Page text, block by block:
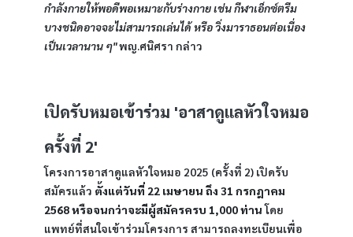
กำลังกายให้พอดีพอเหมาะกับร่างกาย เช่น กีฬาเอ็กซ์ตรีม
บางชนิดอาจจะไม่สามารถเล่นได้ หรือ วิ่งมาราธอนต่อเนื่อง
เป็นเวลานาน ๆ" พญ.ศนิศรา กล่าว
เปิดรับหมอเข้าร่วม 'อาสาดูแลหัวใจหมอ
ครั้งที่ 2'
โครงการอาสาดูแลหัวใจหมอ 2025 (ครั้งที่ 2) เปิดรับ
สมัครแล้ว ตั้งแต่วันที่ 22 เมษายน ถึง 31 กรกฎาคม
2568 หรือจนกว่าจะมีผู้สมัครครบ 1,000 ท่าน โดย
แพทย์ที่สนใจเข้าร่วมโครงการ สามารถลงทะเบียนเพื่อ